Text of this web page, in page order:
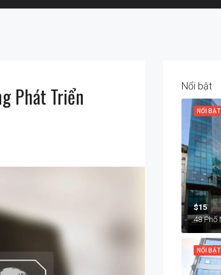
Phát Triển Nổi bật
NỔI BẬT
$15
NỔI BẬT